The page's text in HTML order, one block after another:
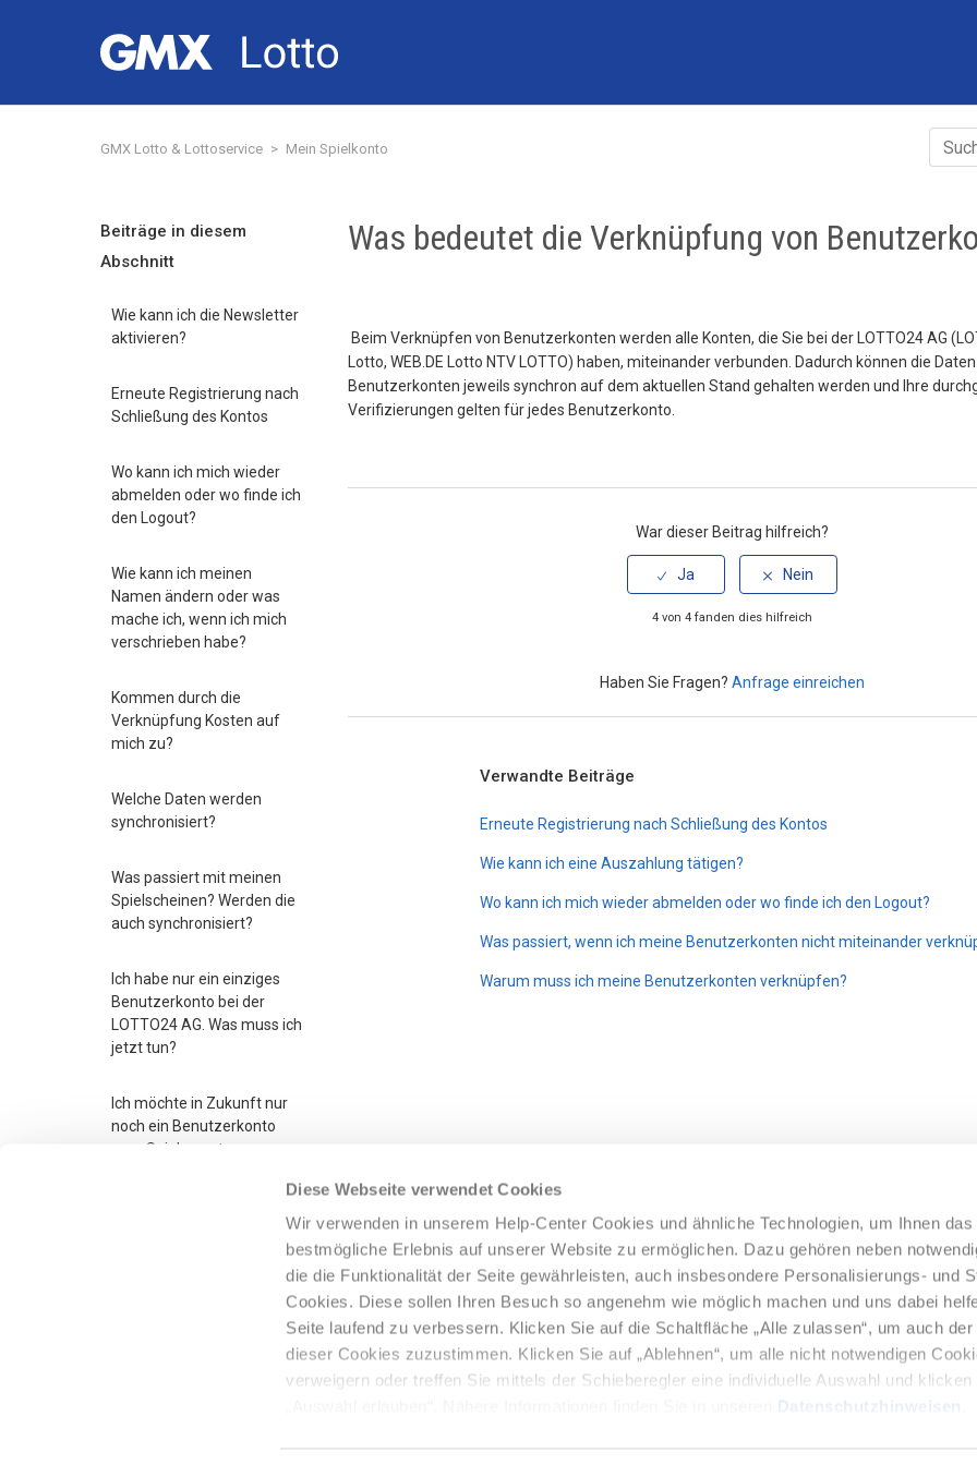
Diese Webseite verwendet Cookies
Wir verwenden in unserem Help-Center Cookies und ähnliche Technologien, um Ihnen das
bestmögliche Erlebnis auf unserer Website zu ermöglichen. Dazu gehören neben
die die Funktionalität der Seite gewährleisten, auch insbesondere Personalisierungs- und
Cookies. Diese sollen Ihren Besuch so angenehm wie möglich machen und uns dabei
Seite laufend zu verbessern. Klicken Sie auf die Schaltfläche „Alle zulassen“, um auch der
dieser Cookies zuzustimmen. Klicken Sie auf „Ablehnen“, um alle nicht notwendigen
verweigern oder treffen Sie mittels der Schieberegler eine individuelle Auswahl und klicken
Datenschutzhinweisen
GMX Lotto & Lottoservice Mein Spielkonto
Beiträge in diesem
Abschnitt
Wie kann ich die Newsletter
aktivieren?
Erneute Registrierung nach
Schließung des Kontos
Wo kann ich mich wieder
abmelden oder wo finde ich
den Logout?
Wie kann ich meinen
Namen ändern oder was
mache ich, wenn ich mich
verschrieben habe?
Kommen durch die
Verknüpfung Kosten auf
mich zu?
Welche Daten werden
synchronisiert?
Was passiert mit meinen
Spielscheinen? Werden die
auch synchronisiert?
Ich habe nur ein einziges
Benutzerkonto bei der
LOTTO24 AG. Was muss ich
jetzt tun?
Ich möchte in Zukunft nur
noch ein Benutzerkonto
zum Spielen nutzen.
anderen Lotto-Plattformen
Was bedeutet die Verknüpfung von
Beim Verknüpfen von Benutzerkonten werden alle Konten, die Sie bei der LOTTO24 AG
Lotto, WEB.DE Lotto NTV LOTTO) haben, miteinander verbunden. Dadurch können die
Benutzerkonten jeweils synchron auf dem aktuellen Stand gehalten werden und Ihre
Verifizierungen gelten für jedes Benutzerkonto.
War dieser Beitrag hilfreich?
4 von 4 fanden dies hilfreich
Haben Sie Fragen?Anfrage einreichen
Verwandte Beiträge
Erneute Registrierung nach Schließung des Kontos
Wie kann ich eine Auszahlung tätigen?
Wo kann ich mich wieder abmelden oder wo finde ich den Logout?
Was passiert, wenn ich meine Benutzerkonten nicht miteinander
Warum muss ich meine Benutzerkonten verknüpfen?